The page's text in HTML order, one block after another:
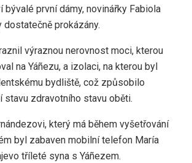
první dámy, novinářky Fabiola
dostatečně prokázány.
výraznou nerovnost moci, kterou
na Yáñezu, a izolaci, na kterou byl
bydliště, což způsobilo
stavu zdravotního stavu oběti.
který má během vyšetřování
byl zabaven mobilní telefon María
tříleté syna s Yáñezem.